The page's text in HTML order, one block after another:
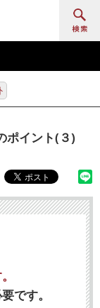
ポイント(３)
です。